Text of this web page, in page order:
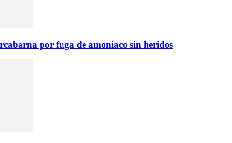
por fuga de amoníaco sin heridos